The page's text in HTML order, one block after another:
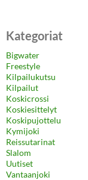
Kategoriat
Bigwater
Freestyle
Kilpailukutsu
Kilpailut
Koskicrossi
Koskiesittelyt
Koskipujottelu
Kymijoki
Reissutarinat
Slalom
Uutiset
Vantaanjoki